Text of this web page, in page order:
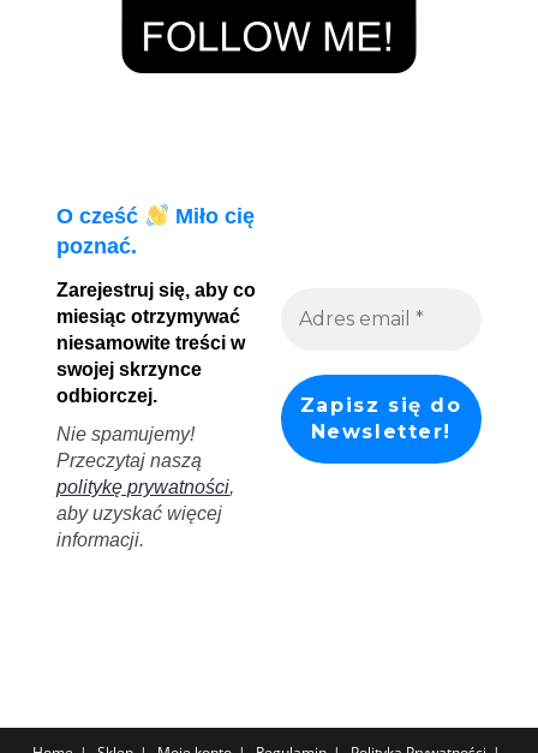
O cześć
Miło cię
poznać.
Zarejestruj się, aby co
miesiąc otrzymywać
niesamowite treści w
swojej skrzynce
odbiorczej.
Nie spamujemy!
Przeczytaj naszą
politykę prywatności,
aby uzyskać więcej
informacji.